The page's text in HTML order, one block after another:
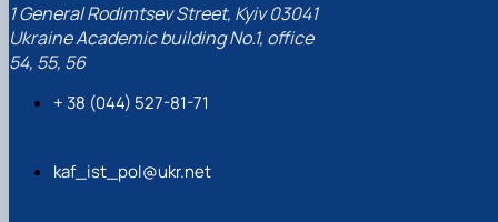
1 General Rodimtsev Street, Kyiv 03041
Ukraine Academic building No.1, office
54, 55, 56
+ 38 (044) 527-81-71
kaf_ist_pol@ukr.net